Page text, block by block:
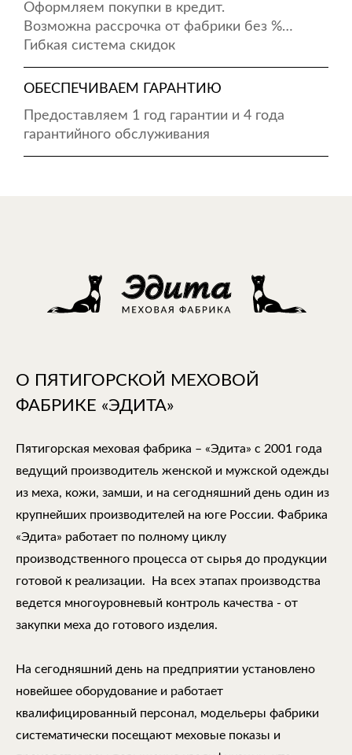
Оформляем покупки в кредит.
Возможна рассрочка от фабрики без %…
Гибкая система скидок
ОБЕСПЕЧИВАЕМ ГАРАНТИЮ
Предоставляем 1 год гарантии и 4 года
гарантийного обслуживания
О ПЯТИГОРСКОЙ МЕХОВОЙ
ФАБРИКЕ «ЭДИТА»
Пятигорская меховая фабрика – «Эдита» с 2001 года
ведущий производитель женской и мужской одежды
из меха, кожи, замши, и на сегодняшний день один из
крупнейших производителей на юге России. Фабрика
«Эдита» работает по полному циклу
производственного процесса от сырья до продукции
готовой к реализации. На всех этапах производства
ведется многоуровневый контроль качества - от
закупки меха до готового изделия.
На сегодняшний день на предприятии установлено
новейшее оборудование и работает
квалифицированный персонал, модельеры фабрики
систематически посещают меховые показы и